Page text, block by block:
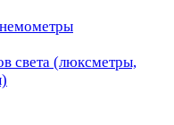
света (люксметры,